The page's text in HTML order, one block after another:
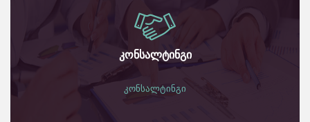
კონსალტინგი
კონსალტინგი